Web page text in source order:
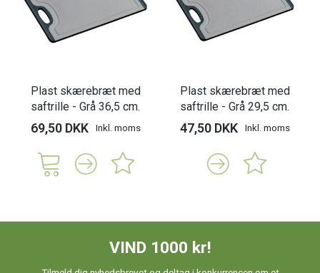
Plast skærebræt med
saftrille - Grå 36,5 cm.
69,50 DKK Inkl. moms
Plast skærebræt med
saftrille - Grå 29,5 cm.
47,50 DKK Inkl. moms
VIND 1000 kr!